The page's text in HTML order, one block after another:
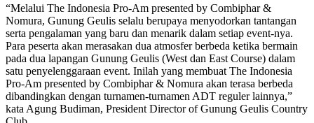
“Melalui The Indonesia Pro-Am presented by Combiphar &
Nomura, Gunung Geulis selalu berupaya menyodorkan tantangan
serta pengalaman yang baru dan menarik dalam setiap event-nya.
Para peserta akan merasakan dua atmosfer berbeda ketika bermain
pada dua lapangan Gunung Geulis (West dan East Course) dalam
satu penyelenggaraan event. Inilah yang membuat The Indonesia
Pro-Am presented by Combiphar & Nomura akan terasa berbeda
dibandingkan dengan turnamen-turnamen ADT reguler lainnya,”
kata Agung Budiman, President Director of Gunung Geulis Country